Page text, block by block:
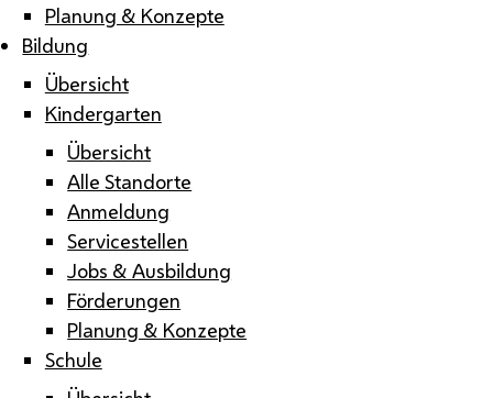
Planung & Konzepte
Bildung
Übersicht
Kindergarten
Übersicht
Alle Standorte
Anmeldung
Servicestellen
Jobs & Ausbildung
Förderungen
Planung & Konzepte
Schule